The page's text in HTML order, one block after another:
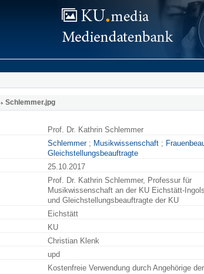
Schlemmer.jpg
Prof. Dr. Kathrin Schlemmer
Schlemmer; Musikwissenschaft ;
Gleichstellungsbeauftragte
25.10.2017
Prof. Dr. Kathrin Schlemmer, Professur für
Musikwissenschaft an der KU Eichstätt-
und Gleichstellungsbeauftragte der KU
Eichstätt
KU
Christian Klenk
upd
Kostenfreie Verwendung durch Angehörige